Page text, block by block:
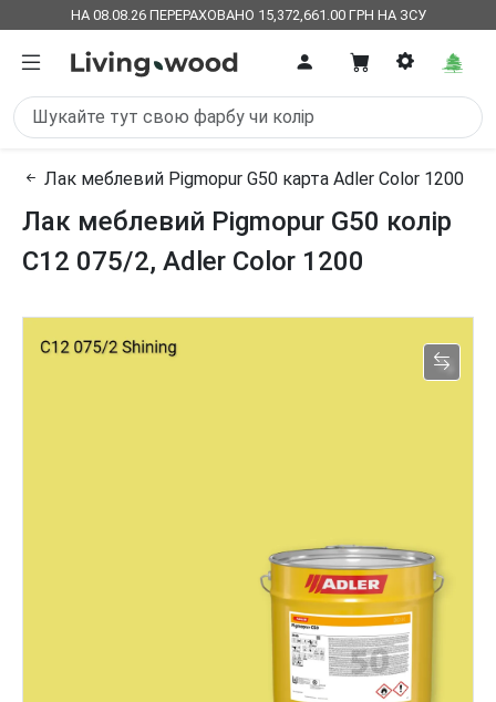
НА 08.08.26 ПЕРЕРАХОВАНО 15,372,661.00 ГРН НА ЗСУ
Лак меблевий Pigmopur G50 карта Adler Color 1200
Лак меблевий Pigmopur G50 колір
C12 075/2, Adler Color 1200